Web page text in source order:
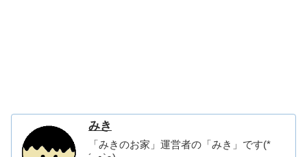
みき
「みきのお家」運営者の「みき」です(*